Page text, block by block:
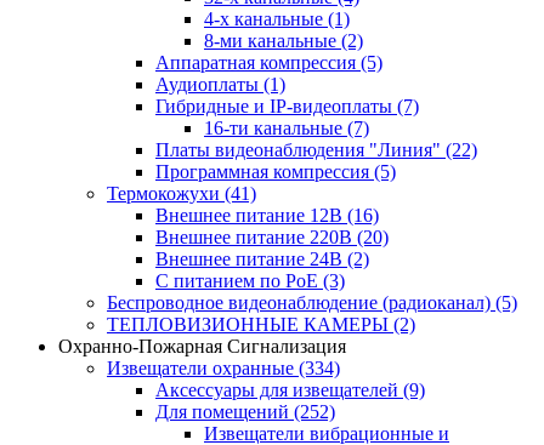
4-х канальные (1)
8-ми канальные (2)
Аппаратная компрессия (5)
Аудиоплаты (1)
Гибридные и IP-видеоплаты (7)
16-ти канальные (7)
Платы видеонаблюдения "Линия" (22)
Программная компрессия (5)
Термокожухи (41)
Внешнее питание 12В (16)
Внешнее питание 220В (20)
Внешнее питание 24В (2)
С питанием по PoE (3)
Беспроводное видеонаблюдение (радиоканал) (5)
ТЕПЛОВИЗИОННЫЕ КАМЕРЫ (2)
Охранно-Пожарная Сигнализация
Извещатели охранные (334)
Аксессуары для извещателей (9)
Для помещений (252)
Извещатели вибрационные и